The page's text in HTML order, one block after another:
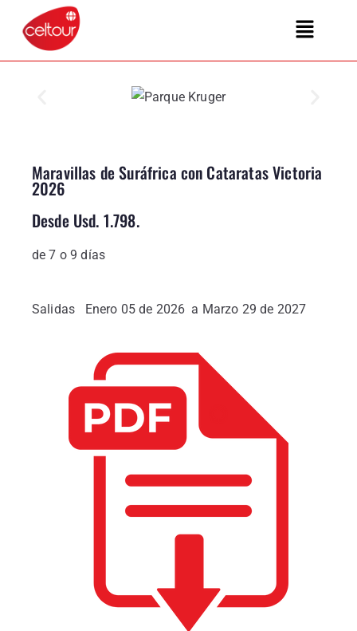
Maravillas de Suráfrica con Cataratas Victoria
2026
Desde Usd. 1.798.
de 7 o 9 días
Salidas Enero 05 de 2026 a Marzo 29 de 2027